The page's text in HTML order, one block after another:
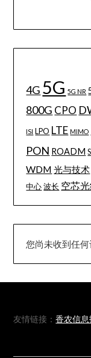
4G 5G 5G NR
800G CPO
ISI LPO LTE MIMO
PON ROADM
WDM 光与技术
中心 波长 空芯
您尚未收到任何
友情链接：香农信